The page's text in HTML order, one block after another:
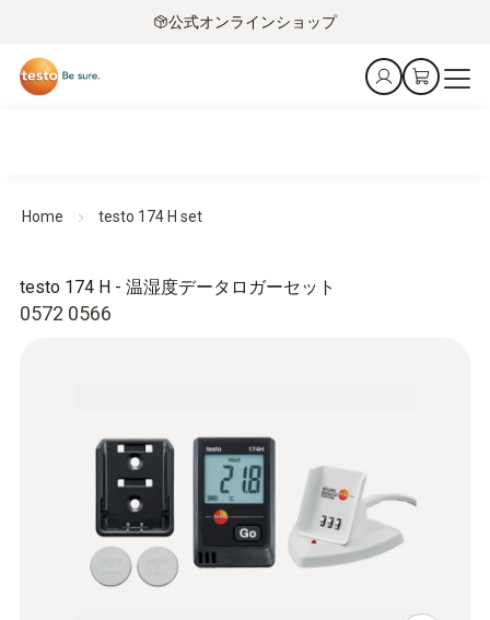
公式オンラインショップ
Home testo 174 H set
0572 0566
testo 174 H - 温湿度データロガーセット